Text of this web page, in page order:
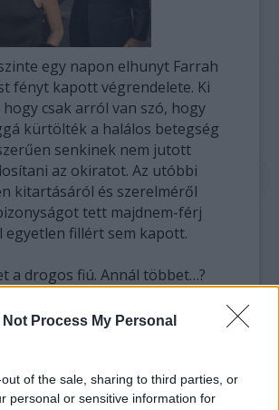
Not Process My Personal
of the sale, sharing to third parties, or
personal or sensitive information for
egy napon elhunyt Farrah
fényt kapott végrendelete. Ki
csak arról van szó, hogy
kürtölték a halálos betegség
senkinek nem jutott
az okiratot. Az utóbbi
kitartásáról és szerelméről
tett majdnem-férj
egyetlen fillért sem kapott.
a drogos fiú. Annál többet…?
elhunyt, Minden Idők Első
4 millió dolláros vagyon
és ezt majdnem teljes